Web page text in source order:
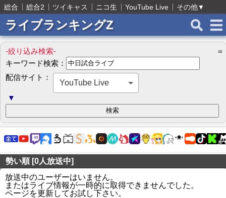
総合 総合2 ツイキャス ニコ生 YouTube Live その他▼
ライブランキングZ
-絞り込み検索-
＝
キーワード検索：
配信サイト：
YouTube Live
▼
勢い順 [0人放送中]
放送中のユーザーはいません。
またはライブ情報が一時的に取得できませんでした。
ページを更新してお試し下さい。